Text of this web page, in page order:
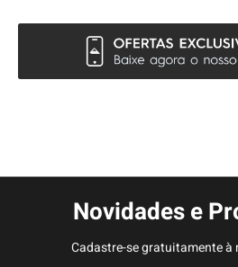
Novidades e
Cadastre-se gratuitamente à